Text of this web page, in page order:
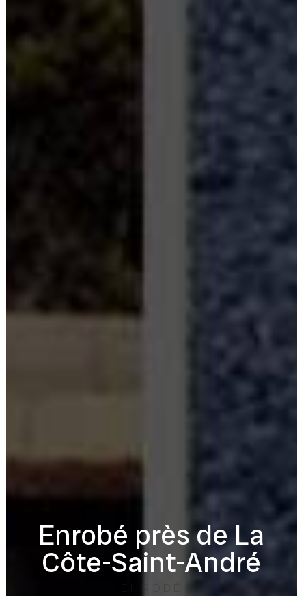
Enrobé près de La
Côte-Saint-André
ENROBÉ